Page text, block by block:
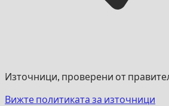
Източници, проверени от
Вижте политиката за източници